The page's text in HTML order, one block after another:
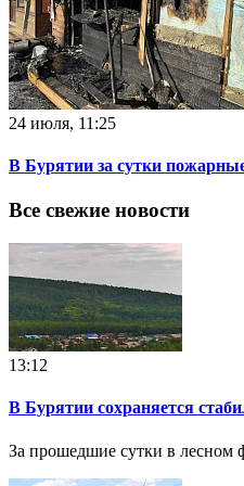
24 июля, 11:25
В Бурятии за сутки
Все свежие новости
13:12
В Бурятии сохраняется
За прошедшие сутки в лесном